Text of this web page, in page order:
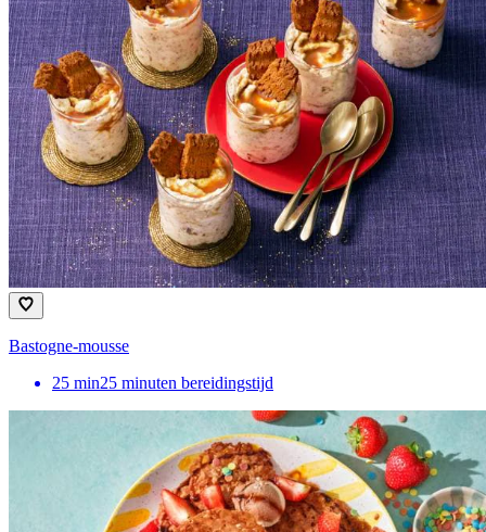
Bastogne-mousse
25 min25 minuten bereidingstijd